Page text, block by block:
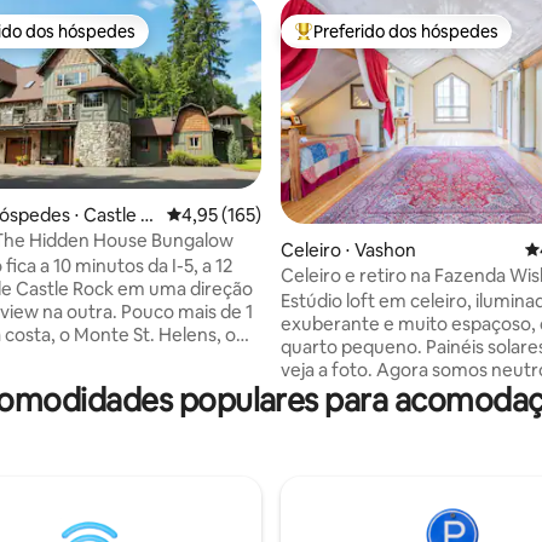
de 5, 921 avaliações
preferidos dos hóspedes
dos hóspedes
⋅ Castle R
4,95 de uma avaliação média de 5, 165
4,95 (165)
Hidden House Bungalow
a 10 minutos da I-5, a 12
Castle Rock em uma direção
na outra. Pouco mais de 1
costa, o Monte St. Helens, o
+ lanches Sala de estar
Entre os melhores preferidos
Preferido dos hóspedes
Celeiro ⋅ Vashon
Celeiro e retiro na Fazenda
Rock!
Estúdio loft em celeiro,
exuberante e muito espaçoso,
quarto pequeno. Painéis
veja a foto. Agora somos neutros em
carbono! Aproveite as vistas territoriais
dos pastos e do jardim. Cama
pequena, mesa de jantar, sofás
Atividades de verão: pegue a
populares para